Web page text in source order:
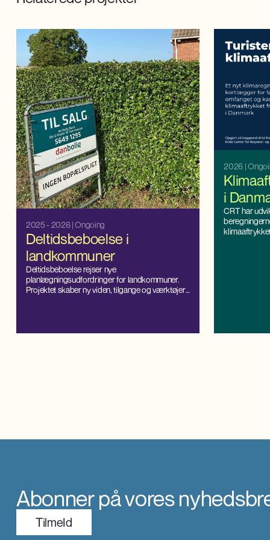
2025 - 2026| Ongoing
Deltidsbeboelse i
landkommuner
Deltidsbeboelse rejser nye
planlægningsudfordringer for landkommuner.
Projektet skaber ny viden, tilgange og værktøjer
2026 |
i
CRT har
Abonner på vores
TilmeId